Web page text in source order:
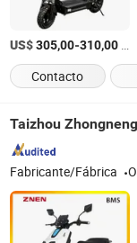
US$305,00-310,00
Contacto
Taizhou
Fabricante/Fábrica